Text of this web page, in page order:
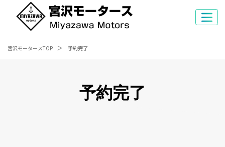
宮沢モータースTOP 予約完了
予約完了